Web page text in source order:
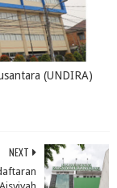
(UNDIRA)
NEXT